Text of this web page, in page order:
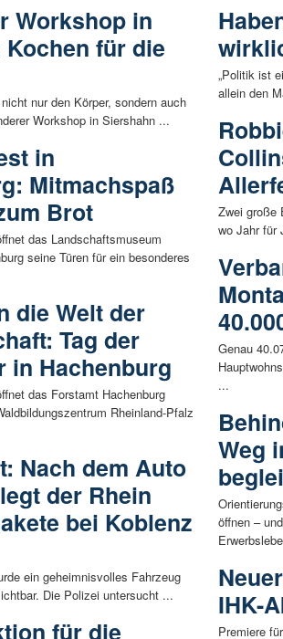
Workshop in
für die
nur den Körper, sondern auch
Workshop in Siershahn ...
in
Mitmachspaß
Brot
das Landschaftsmuseum
seine Türen für ein besonderes
die Welt der
Tag der
in Hachenburg
das Forstamt Hachenburg
Rheinland-Pfalz
Nach dem Auto
der Rhein
bei Koblenz
ein geheimnisvolles Fahrzeug
Die Polizei untersucht ...
für die
„Politik ist
allein den
Zwei große
wo Jahr für
Genau
...
Weg
öffnen –
IHK-
Premiere